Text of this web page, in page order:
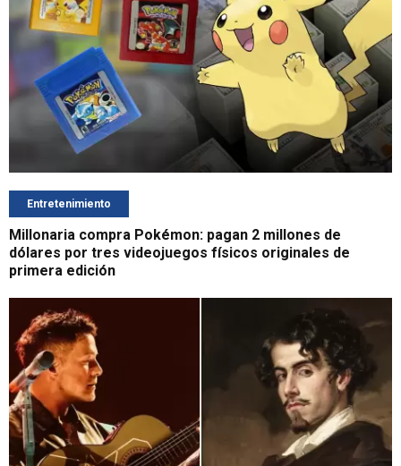
Entretenimiento
Millonaria compra Pokémon: pagan 2 millones de
dólares por tres videojuegos físicos originales de
primera edición